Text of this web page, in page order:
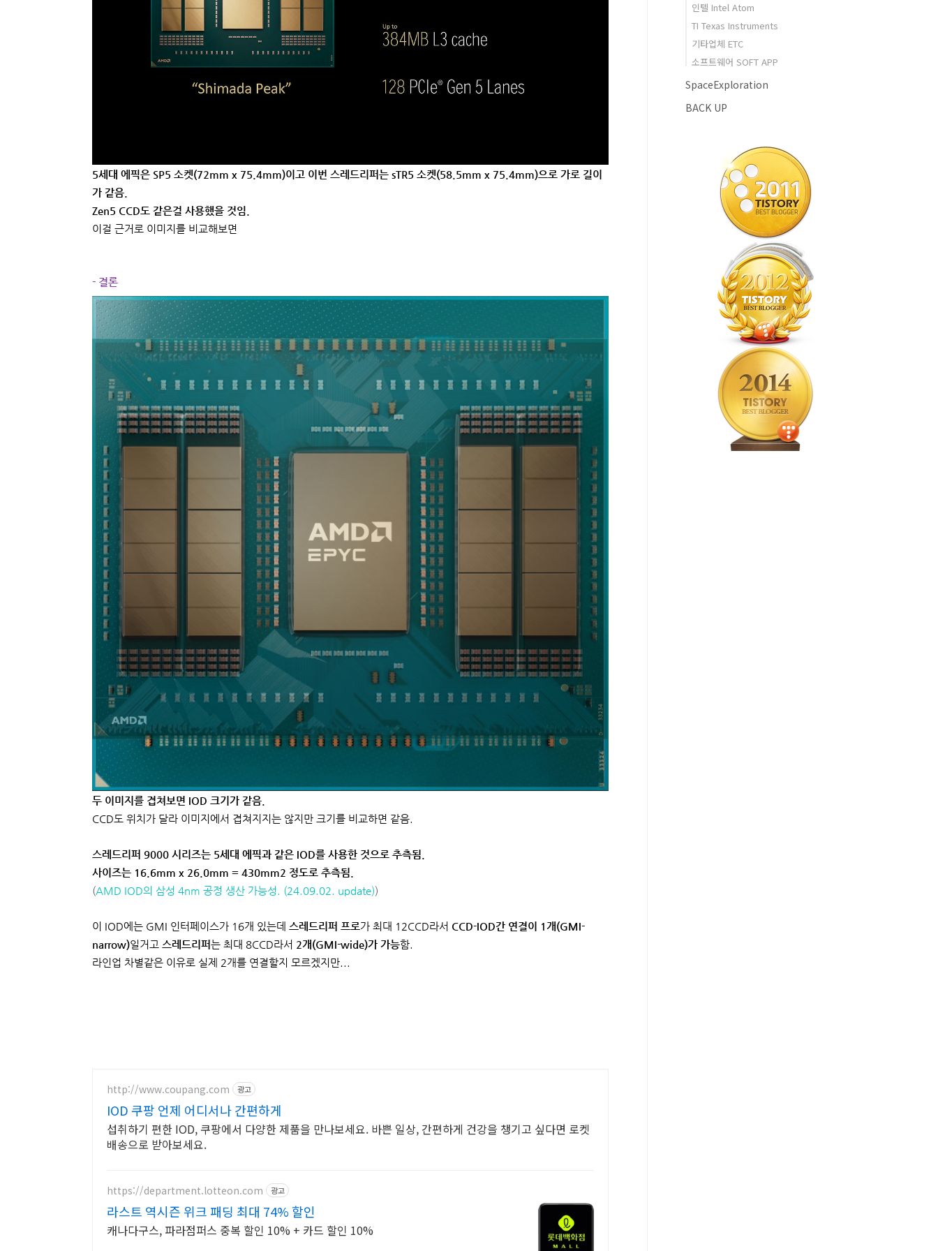
5세대 에픽은 SP5 소켓(72mm x 75.4mm)이고 이번 스레드리퍼는 sTR5 소켓(58.5mm x 75.4mm)으로 가로 길이
가 같음.
Zen5 CCD도 같은걸 사용했을 것임.
이걸 근거로 이미지를 비교해보면
- 결론
두 이미지를 겹쳐보면 IOD 크기가 같음.
CCD도 위치가 달라 이미지에서 겹쳐지지는 않지만 크기를 비교하면 같음.
스레드리퍼 9000 시리즈는 5세대 에픽과 같은 IOD를 사용한 것으로 추측됨.
사이즈는 16.6mm x 26.0mm = 430mm2 정도로 추측됨.
(AMD IOD의 삼성 4nm 공정 생산 가능성. (24.09.02. update))
이 IOD에는 GMI 인터페이스가 16개 있는데 스레드리퍼 프로가 최대 12CCD라서 CCD-IOD간 연결이 1개(GMI-
narrow)일거고 스레드리퍼는 최대 8CCD라서 2개(GMI-wide)가 가능함.
라인업 차별같은 이유로 실제 2개를 연결할지 모르겠지만...
http://www.coupang.com 광고
IOD 쿠팡 언제 어디서나 간편하게
섭취하기 편한 IOD, 쿠팡에서 다양한 제품을 만나보세요. 바쁜 일상, 간편하게 건강을 챙기고 싶다면 로켓
배송으로 받아보세요.
https://department.lotteon.com 광고
라스트 역시즌 위크 패딩 최대 74% 할인
캐나다구스, 파라점퍼스 중복 할인 10% + 카드 할인 10%
인텔 Intel Atom
TI Texas Instruments
기타업체 ETC
소프트웨어 SOFT APP
SpaceExploration
BACK UP